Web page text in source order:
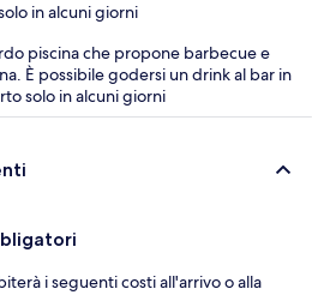
in alcuni giorni
piscina che propone barbecue e
È possibile godersi un drink al bar in
solo in alcuni giorni
i seguenti costi all'arrivo o alla